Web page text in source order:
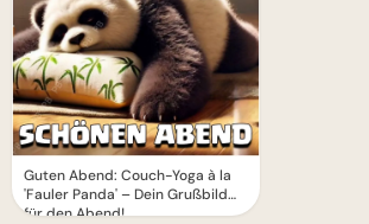
Guten Abend: Couch-Yoga à la
'Fauler Panda' – Dein Grußbild
für den Abend!